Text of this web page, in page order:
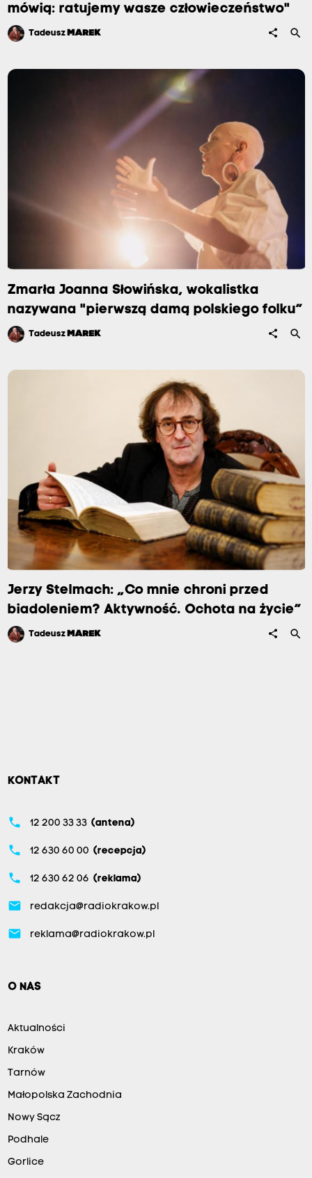
mówią: ratujemy wasze człowieczeństwo"
Tadeusz MAREK share search
Zmarła Joanna Słowińska, wokalistka
nazywana "pierwszą damą polskiego folku”
Tadeusz MAREK share search
Jerzy Stelmach: „Co mnie chroni przed
biadoleniem? Aktywność. Ochota na życie”
Tadeusz MAREK share search
KONTAKT
phone 12 200 33 33 (antena)
phone 12 630 60 00 (recepcja)
phone 12 630 62 06 (reklama)
email redakcja@radiokrakow.pl
email reklama@radiokrakow.pl
O NAS
Aktualności
Kraków
Tarnów
Małopolska Zachodnia
Nowy Sącz
Podhale
Gorlice